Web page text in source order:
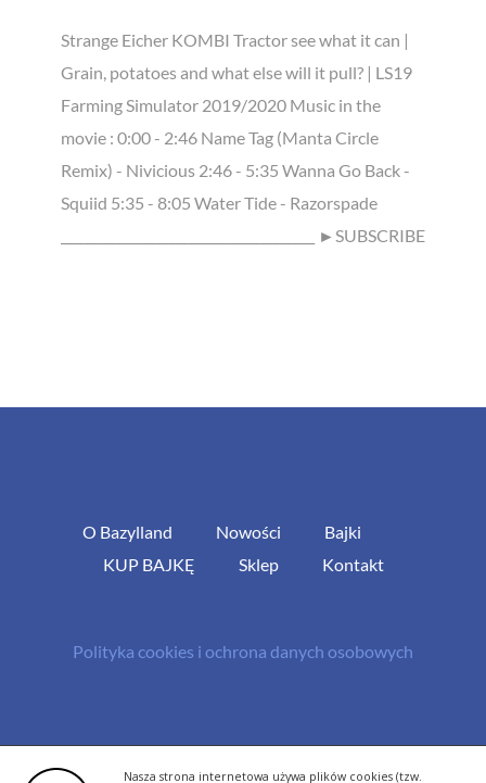
Nasza strona internetowa używa plików cookies (tzw.
Strange Eicher KOMBI Tractor see what it can |
Grain, potatoes and what else will it pull? | LS19
Farming Simulator 2019/2020 Music in the
movie : 0:00 - 2:46 Name Tag (Manta Circle
Remix) - Nivicious 2:46 - 5:35 Wanna Go Back -
Squiid 5:35 - 8:05 Water Tide - Razorspade
_______________________________________ ►SUBSCRIBE
O Bazylland Nowości
Bajki
KUP BAJKĘ
Sklep Kontakt
Polityka cookies i ochrona danych osobowych